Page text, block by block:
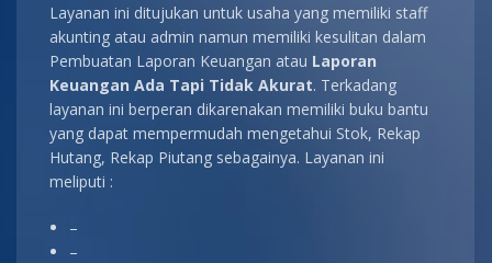
Layanan ini ditujukan untuk usaha yang memiliki staff
akunting atau admin namun memiliki kesulitan dalam
Pembuatan Laporan Keuangan atau Laporan
Keuangan Ada Tapi Tidak Akurat. Terkadang
layanan ini berperan dikarenakan memiliki buku bantu
yang dapat mempermudah mengetahui Stok, Rekap
Hutang, Rekap Piutang sebagainya. Layanan ini
meliputi :
–
–